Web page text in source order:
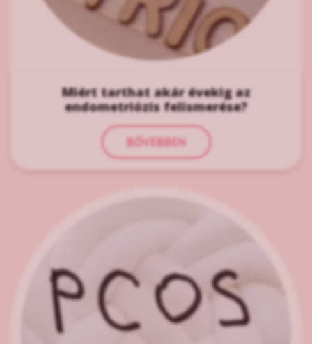
Miért tarthat akár évekig az
endometriózis felismerése?
BŐVEBBEN